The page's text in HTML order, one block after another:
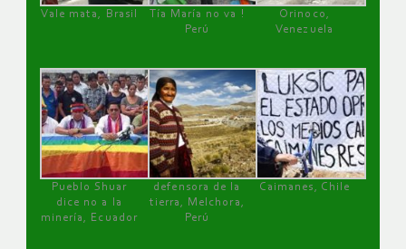
Vale mata, Brasil
Tía María no va !
Perú
Orinoco,
Venezuela
Pueblo Shuar
dice no a la
minería, Ecuador
defensora de la
tierra, Melchora,
Perú
Caimanes, Chile